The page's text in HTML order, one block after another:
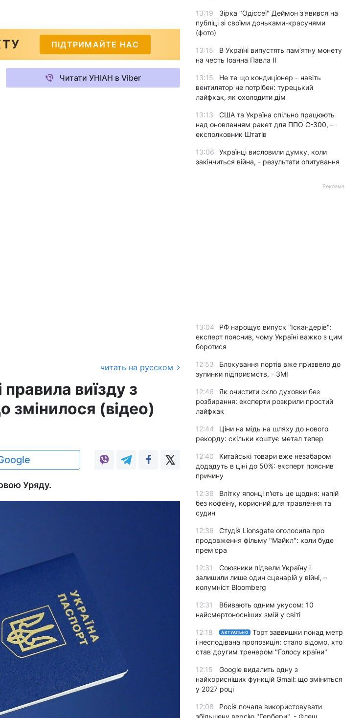
ПІДТРИМАЙТЕ НАС
Читати УНІАН в Viber
читать на русском
правила виїзду з
змінилося (відео)
Уряду.
13:19
Зірка "Одіссеї" Деймон з'явився на
публіці зі своїми доньками-красунями
(фото)
13:15
В Україні випустять пам’ятну монету
на честь Іоанна Павла II
13:15
Не те що кондиціонер – навіть
вентилятор не потрібен: турецький
лайфхак, як охолодити дім
13:13
США та Україна спільно працюють
над оновленням ракет для ППО С-300, –
експолковник Штатів
13:06
Українці висловили думку, коли
закінчиться війна, - результати опитування
Реклама
13:04
РФ нарощує випуск "Іскандерів":
експерт пояснив, чому Україні важко з цим
боротися
12:53
Блокування портів вже призвело до
зупинки підприємств, - ЗМІ
12:46
Як очистити скло духовки без
розбирання: експерти розкрили простий
лайфхак
12:44
Ціни на мідь на шляху до нового
рекорду: скільки коштує метал тепер
12:40
Китайські товари вже незабаром
додадуть в ціні до 50%: експерт пояснив
причину
12:36
Влітку японці п'ють це щодня: напій
без кофеїну, корисний для травлення та
судин
12:36
Студія Lionsgate оголосила про
продовження фільму "Майкл": коли буде
прем'єра
12:31
Союзники підвели Україну і
залишили лише один сценарій у війні, –
колумніст Bloomberg
12:31
Вбивають одним укусом: 10
найсмертоносніших змій у світі
12:18 АКТУАЛЬНО
Торт заввишки понад метр
і несподівана пропозиція: стало відомо, хто
став другим тренером "Голосу країни"
12:15
Google видалить одну з
найкорисніших функцій Gmail: що зміниться
у 2027 році
12:08
Росія почала використовувати
збільшену версію "Гербери", - Флеш